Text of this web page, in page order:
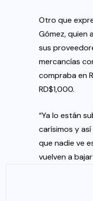
Otro que
Gómez, quien
sus
mercancías
compraba en
RD$1,000.
“Ya lo están
carísimos y
que nadie ve
vuelven a